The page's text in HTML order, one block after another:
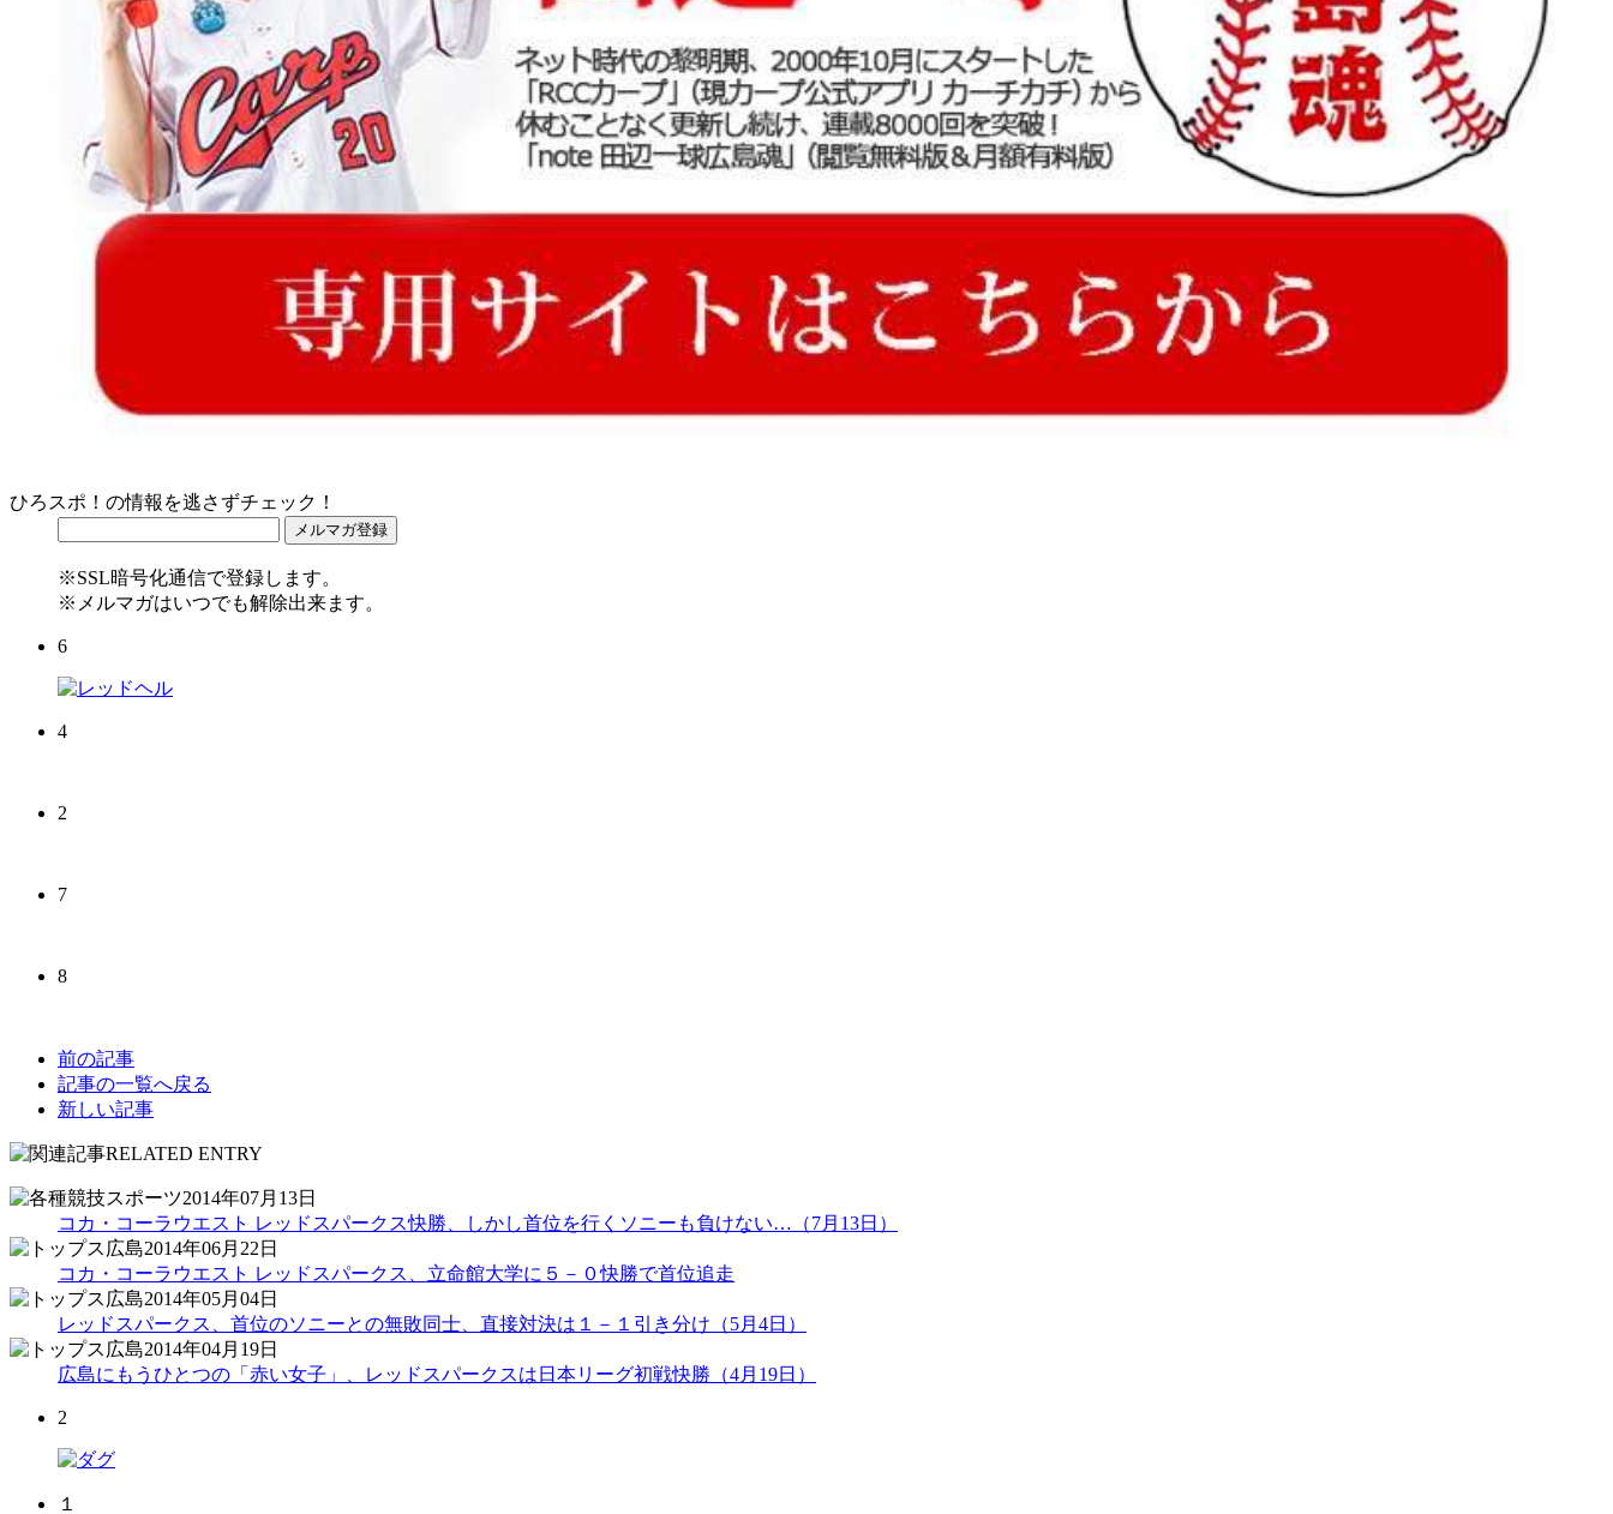
ひろスポ！の情報を逃さずチェック！
※SSL暗号化通信で登録します。
※メルマガはいつでも解除出来ます。
6
4
2
7
8
前の記事
記事の一覧へ戻る
新しい記事
2014年07月13日
コカ・コーラウエスト レッドスパークス快勝、しかし首位を行くソニーも負けない…（7月13日）
2014年06月22日
コカ・コーラウエスト レッドスパークス、立命館大学に５－０快勝で首位追走
2014年05月04日
レッドスパークス、首位のソニーとの無敗同士、直接対決は１－１引き分け（5月4日）
2014年04月19日
広島にもうひとつの「赤い女子」、レッドスパークスは日本リーグ初戦快勝（4月19日）
2
１